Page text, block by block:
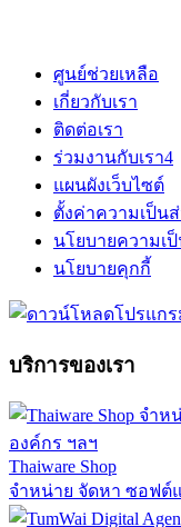
ศูนย์ช่วยเหลือ
เกี่ยวกับเรา
ติดต่อเรา
ร่วมงานกับเรา4
แผนผังเว็บไซต์
ตั้งค่าความเป็น
นโยบายความเ
นโยบายคุกกี้
บริการของเรา
Thaiware Shop
จำหน่าย จัดหา ซอฟต์